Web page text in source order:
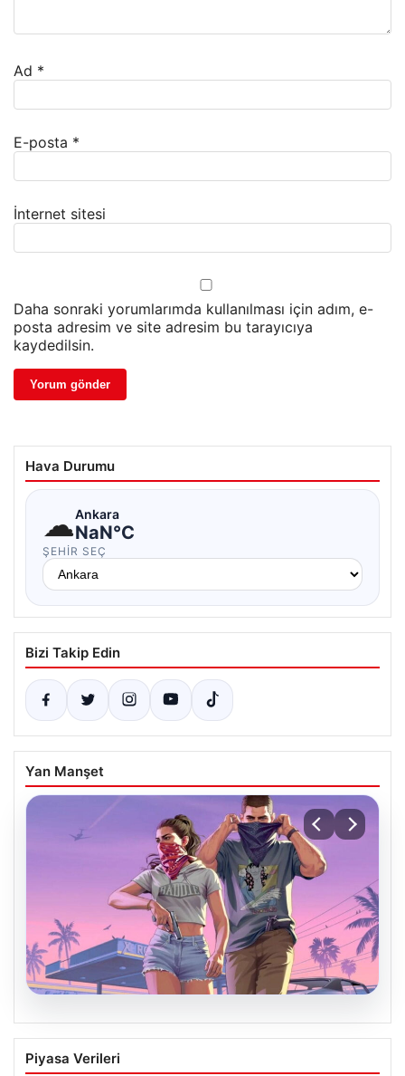
Ad *
E-posta *
İnternet sitesi
Daha sonraki yorumlarımda kullanılması için adım, e-
posta adresim ve site adresim bu tarayıcıya
kaydedilsin.
Hava Durumu
☁Ankara
NaN°C
ŞEHIR SEÇ
Bizi Takip Edin
Yan Manşet
GTA 6’nın oynanış videosu 27
Ağustos’ta Netflix’te yayınlanacak
Piyasa Verileri